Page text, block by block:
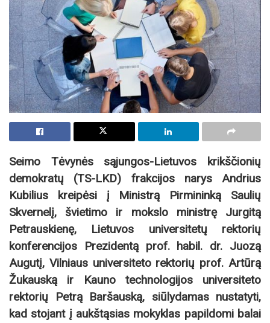
Seimo Tėvynės sąjungos-Lietuvos krikščionių
demokratų (TS-LKD) frakcijos narys Andrius
Kubilius kreipėsi į Ministrą Pirmininką Saulių
Skvernelį, švietimo ir mokslo ministrę Jurgitą
Petrauskienę, Lietuvos universitetų rektorių
konferencijos Prezidentą prof. habil. dr. Juozą
Augutį, Vilniaus universiteto rektorių prof. Artūrą
Žukauską ir Kauno technologijos universiteto
rektorių Petrą Baršauską, siūlydamas nustatyti,
kad stojant į aukštąsias mokyklas papildomi balai